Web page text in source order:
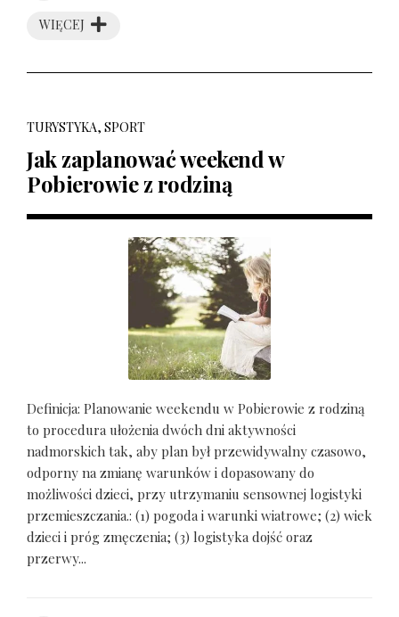
WIĘCEJ
TURYSTYKA, SPORT
Jak zaplanować weekend w
Pobierowie z rodziną
Definicja: Planowanie weekendu w Pobierowie z rodziną
to procedura ułożenia dwóch dni aktywności
nadmorskich tak, aby plan był przewidywalny czasowo,
odporny na zmianę warunków i dopasowany do
możliwości dzieci, przy utrzymaniu sensownej logistyki
przemieszczania.: (1) pogoda i warunki wiatrowe; (2) wiek
dzieci i próg zmęczenia; (3) logistyka dojść oraz
przerwy...